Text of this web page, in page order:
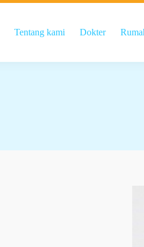
Tentang kami Dokter